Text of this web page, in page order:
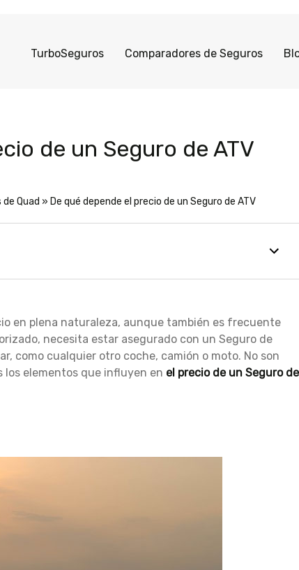
TurboSeguros Comparadores de Seguros
de un Seguro de ATV
Quad » De qué depende el precio de un Seguro de ATV
en plena naturaleza, aunque también es frecuente
necesita estar asegurado con un Seguro de
como cualquier otro coche, camión o moto. No son
los elementos que influyen en el precio de un Seguro de